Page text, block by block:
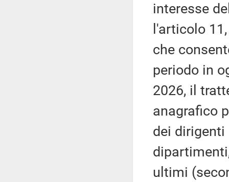
interesse
l'articolo
che
periodo in
2026, il
anagrafico
dei
ultimi